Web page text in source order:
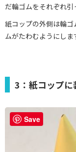
だ輪ゴムをそれぞれ引
紙コップの外側は輪
ムがたわむようにしま
3：紙コップに
Save